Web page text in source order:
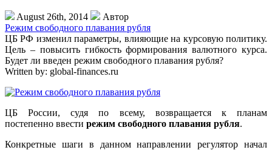
August 26th, 2014
Автор
Режим свободного плавания рубля
ЦБ РФ изменил параметры, влияющие на курсовую политику.
Цель – повысить гибкость формирования валютного курса.
Будет ли введен режим свободного плавания рубля?
Written by: global-finances.ru
ЦБ России, судя по всему, возвращается к планам
постепенно ввести режим свободного плавания рубля.
Конкретные шаги в данном направлении регулятор начал